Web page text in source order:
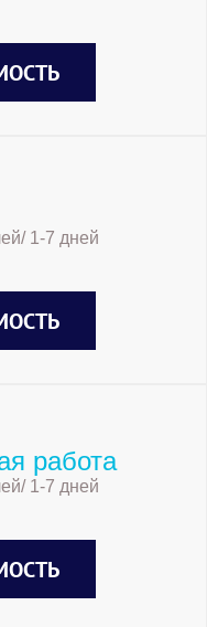
1-7 дней
работа
1-7 дней